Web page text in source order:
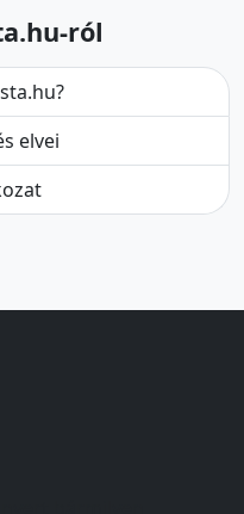
ról
elvei